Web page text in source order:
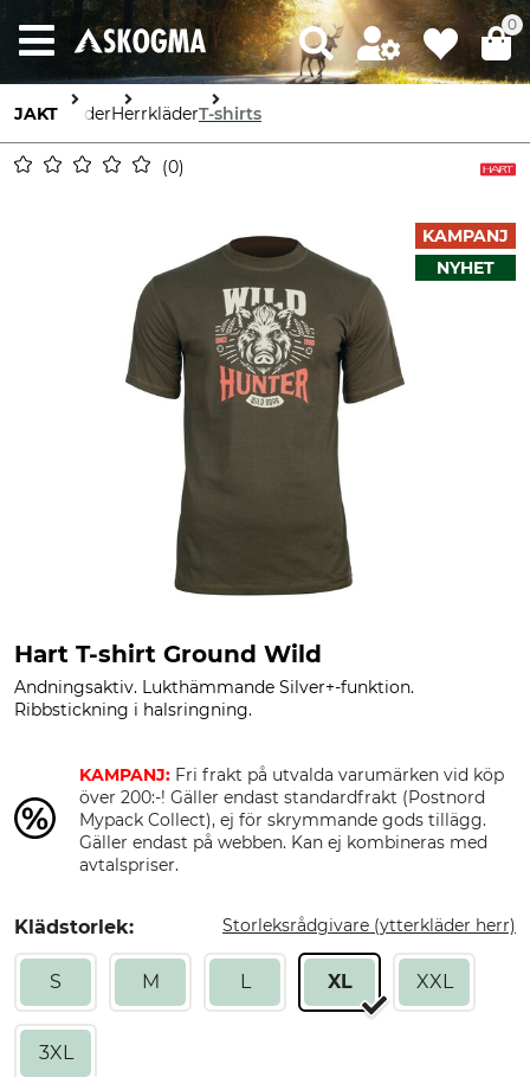
0
JAKT KläderHerrkläderT-shirts
0
KAMPANJ
NYHET
Hart T-shirt Ground Wild
Andningsaktiv. Lukthämmande Silver+-funktion.
Ribbstickning i halsringning.
KAMPANJ: Fri frakt på utvalda varumärken vid köp
över 200:-! Gäller endast standardfrakt (Postnord
Mypack Collect), ej för skrymmande gods tillägg.
Gäller endast på webben. Kan ej kombineras med
avtalspriser.
Klädstorlek: Storleksrådgivare (ytterkläder herr)
S M L XL XXL
3XL